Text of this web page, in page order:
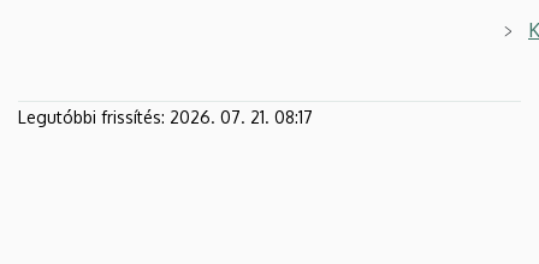
Legutóbbi frissítés: 2026. 07. 21. 08:17